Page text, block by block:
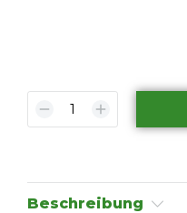
Beschreibung